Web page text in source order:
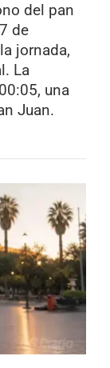
del pan
de
jornada,
La
una
Juan.